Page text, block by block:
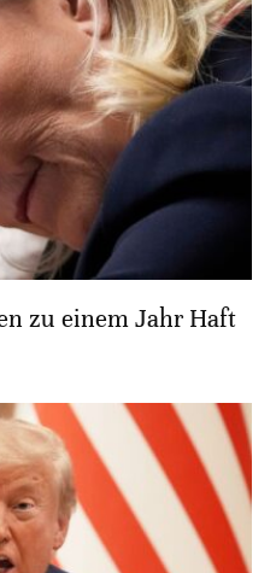
zu einem Jahr Haft